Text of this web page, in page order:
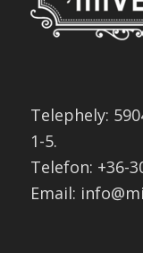
Telephely:
1-5.
Telefon: +36-
Email: